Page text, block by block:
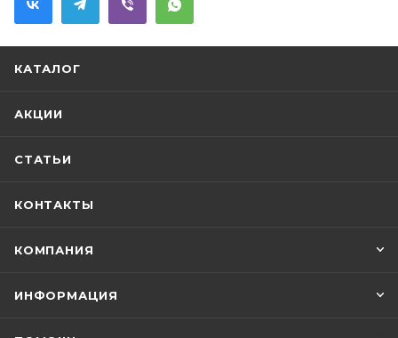
КАТАЛОГ
АКЦИИ
СТАТЬИ
КОНТАКТЫ
КОМПАНИЯ
ИНФОРМАЦИЯ